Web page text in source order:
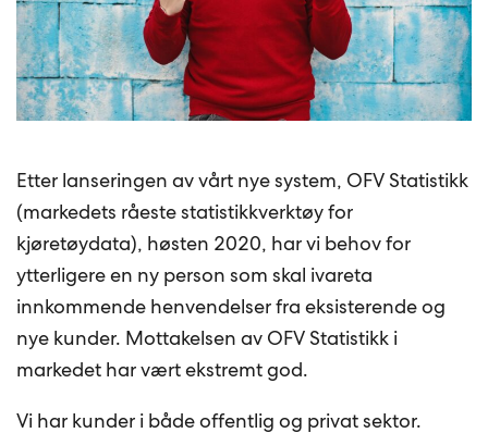
Etter lanseringen av vårt nye system, OFV Statistikk
(markedets råeste statistikkverktøy for
kjøretøydata), høsten 2020, har vi behov for
ytterligere en ny person som skal ivareta
innkommende henvendelser fra eksisterende og
nye kunder. Mottakelsen av OFV Statistikk i
markedet har vært ekstremt god.
Vi har kunder i både offentlig og privat sektor.